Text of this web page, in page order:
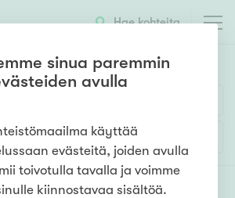
Hae kohteita
3h 4h 5h+
sinua paremmin
avulla
käyttää
evästeitä, joiden avulla
toivotulla tavalla ja voimme
kiinnostavaa sisältöä.